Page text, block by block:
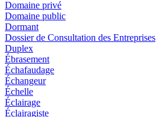
Domaine privé
Domaine public
Dormant
Dossier de Consultation des Entreprises
Duplex
Ébrasement
Échafaudage
Échangeur
Échelle
Éclairage
Éclairagiste